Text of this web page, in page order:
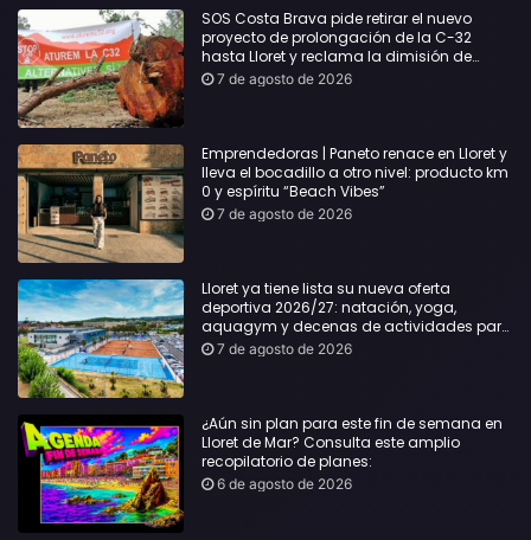
SOS Costa Brava pide retirar el nuevo
proyecto de prolongación de la C-32
hasta Lloret y reclama la dimisión de
Sílvia Paneque
7 de agosto de 2026
Emprendedoras | Paneto renace en Lloret y
lleva el bocadillo a otro nivel: producto km
0 y espíritu “Beach Vibes”
7 de agosto de 2026
Lloret ya tiene lista su nueva oferta
deportiva 2026/27: natación, yoga,
aquagym y decenas de actividades para
todas las edades
7 de agosto de 2026
¿Aún sin plan para este fin de semana en
Lloret de Mar? Consulta este amplio
recopilatorio de planes:
6 de agosto de 2026